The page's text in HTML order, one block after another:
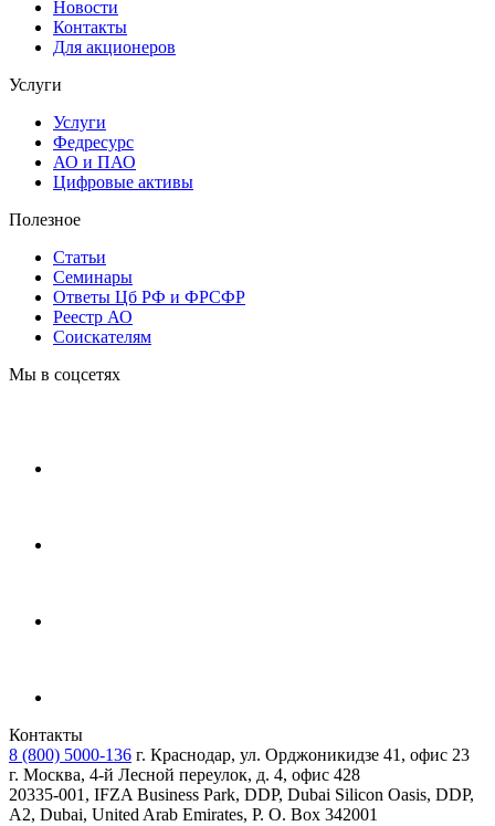
Новости
Контакты
Для акционеров
Услуги
Услуги
Федресурс
АО и ПАО
Цифровые активы
Полезное
Статьи
Cеминары
Ответы Цб РФ и ФРСФР
Реестр АО
Соискателям
Мы в соцсетях
Контакты
8 (800) 5000-136 г. Краснодар, ул. Орджоникидзе 41, офис 23
г. Москва, 4-й Лесной переулок, д. 4, офис 428
20335-001, IFZA Business Park, DDP, Dubai Silicon Oasis, DDP,
A2, Dubai, United Arab Emirates, P. O. Box 342001